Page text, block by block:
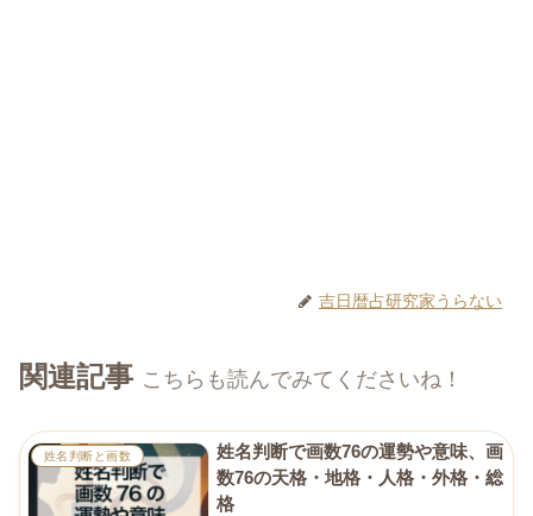
吉日暦占研究家うらない
関連記事 こちらも読んでみてくださいね！
姓名判断と画数
姓名判断で画数76の運勢や意味、画
数76の天格・地格・人格・外格・総
格